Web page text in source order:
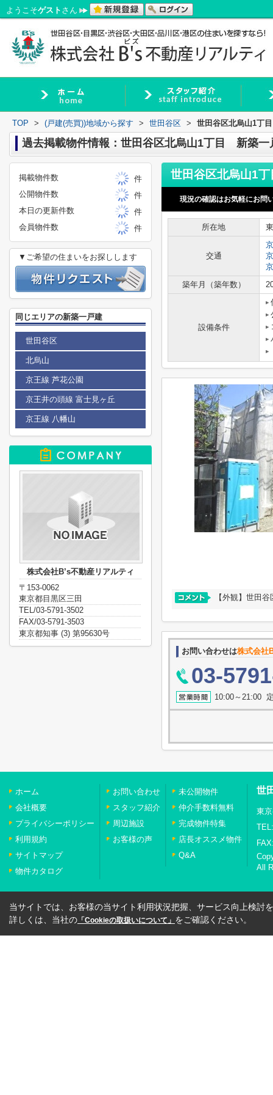
ようこそゲスト さん
TOP > (戸建(売買))地域から探す > 世田谷区 > 世田谷区北烏山1丁
過去掲載物件情報：世田谷区北烏山1丁目 新築
現況の確認はお気軽にお問
所在地
交通
築年月（築年数）
設備条件
【外観】世田
お問い合わせは株式会社
03-
10:00～21:00
掲載物件数
件
公開物件数
件
本日の更新件数
件
会員物件数
件
▼ご希望の住まいをお探しします
同じエリアの新築一戸建
世田谷区
北烏山
京王線 芦花公園
京王井の頭線 富士見ヶ丘
京王線 八幡山
株式会社B’s不動産リアルティ
〒153-0062
東京都目黒区三田
TEL/03-5791-3502
FAX/03-5791-3503
東京都知事 (3) 第95630号
ホーム
会社概要
プライバシーポリシー
利用規約
サイトマップ
物件カタログ
お問い合わせ
スタッフ紹介
周辺施設
お客様の声
未公開物件
仲介手数料無料
完成物件特集
店長オススメ物件
Q&A
世
東
All
当サイトでは、お客様の当サイト利用状況把握、サービス向上検討
詳しくは、当社の 「Cookieの取扱いについて」 をご確認ください。